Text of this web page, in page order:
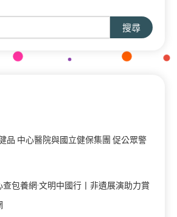
搜尋
品 中心醫院與國立健保集團 促公眾警
包養網·文明中國行丨非遺展演助力賞